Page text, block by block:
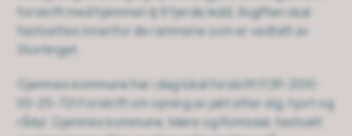
forskrift med hjemmel i § 9 fjerde ledd. Avgiften skal
fastsettes innenfor de rammene som er vedtatt av
Stortinget.
Gjemnes kommune har i dag lokal forskrift FOR-2010-
05-25-721 Forskrift om opning av jakt etter elg, hjort og
rådyr, Gjemnes kommune, Møre og Romsdal, fastsatt